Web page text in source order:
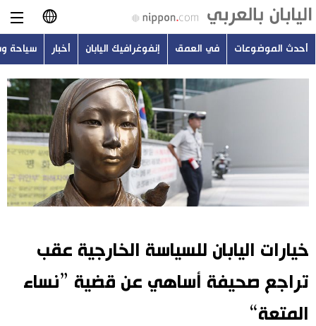
日本語
English
简体字
繁體字
Français
في العمق
أخبار
سياحة وسفر
أحدث الموضوعات في العمق إنفوغرافيك اليابان أخبار سياحة
خيارات اليابان للسياسة الخارجية عقب
تراجع صحيفة أساهي عن قضية ”نساء
المتعة“